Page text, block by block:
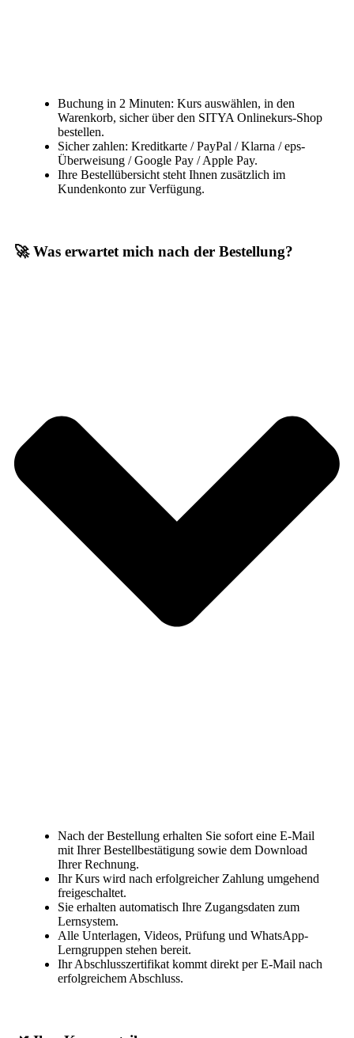
Buchung in 2 Minuten: Kurs auswählen, in den
Warenkorb, sicher über den SITYA Onlinekurs-Shop
bestellen.
Sicher zahlen: Kreditkarte / PayPal / Klarna / eps-
Überweisung / Google Pay / Apple Pay.
Ihre Bestellübersicht steht Ihnen zusätzlich im
Kundenkonto zur Verfügung.
🚀 Was erwartet mich nach der Bestellung?
Nach der Bestellung erhalten Sie sofort eine E-Mail
mit Ihrer Bestellbestätigung sowie dem Download
Ihrer Rechnung.
Ihr Kurs wird nach erfolgreicher Zahlung umgehend
freigeschaltet.
Sie erhalten automatisch Ihre Zugangsdaten zum
Lernsystem.
Alle Unterlagen, Videos, Prüfung und WhatsApp-
Lerngruppen stehen bereit.
Ihr Abschlusszertifikat kommt direkt per E-Mail nach
erfolgreichem Abschluss.